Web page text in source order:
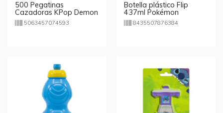
500 Pegatinas
Cazadoras KPop Demon
Hunters
5063457074593
Botella plástico Flip
437ml Pokémon
8435507876384